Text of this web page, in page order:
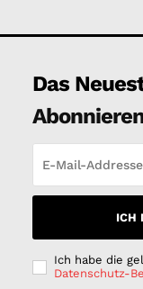
Das
ICH
Ich habe die
Datenschutz-